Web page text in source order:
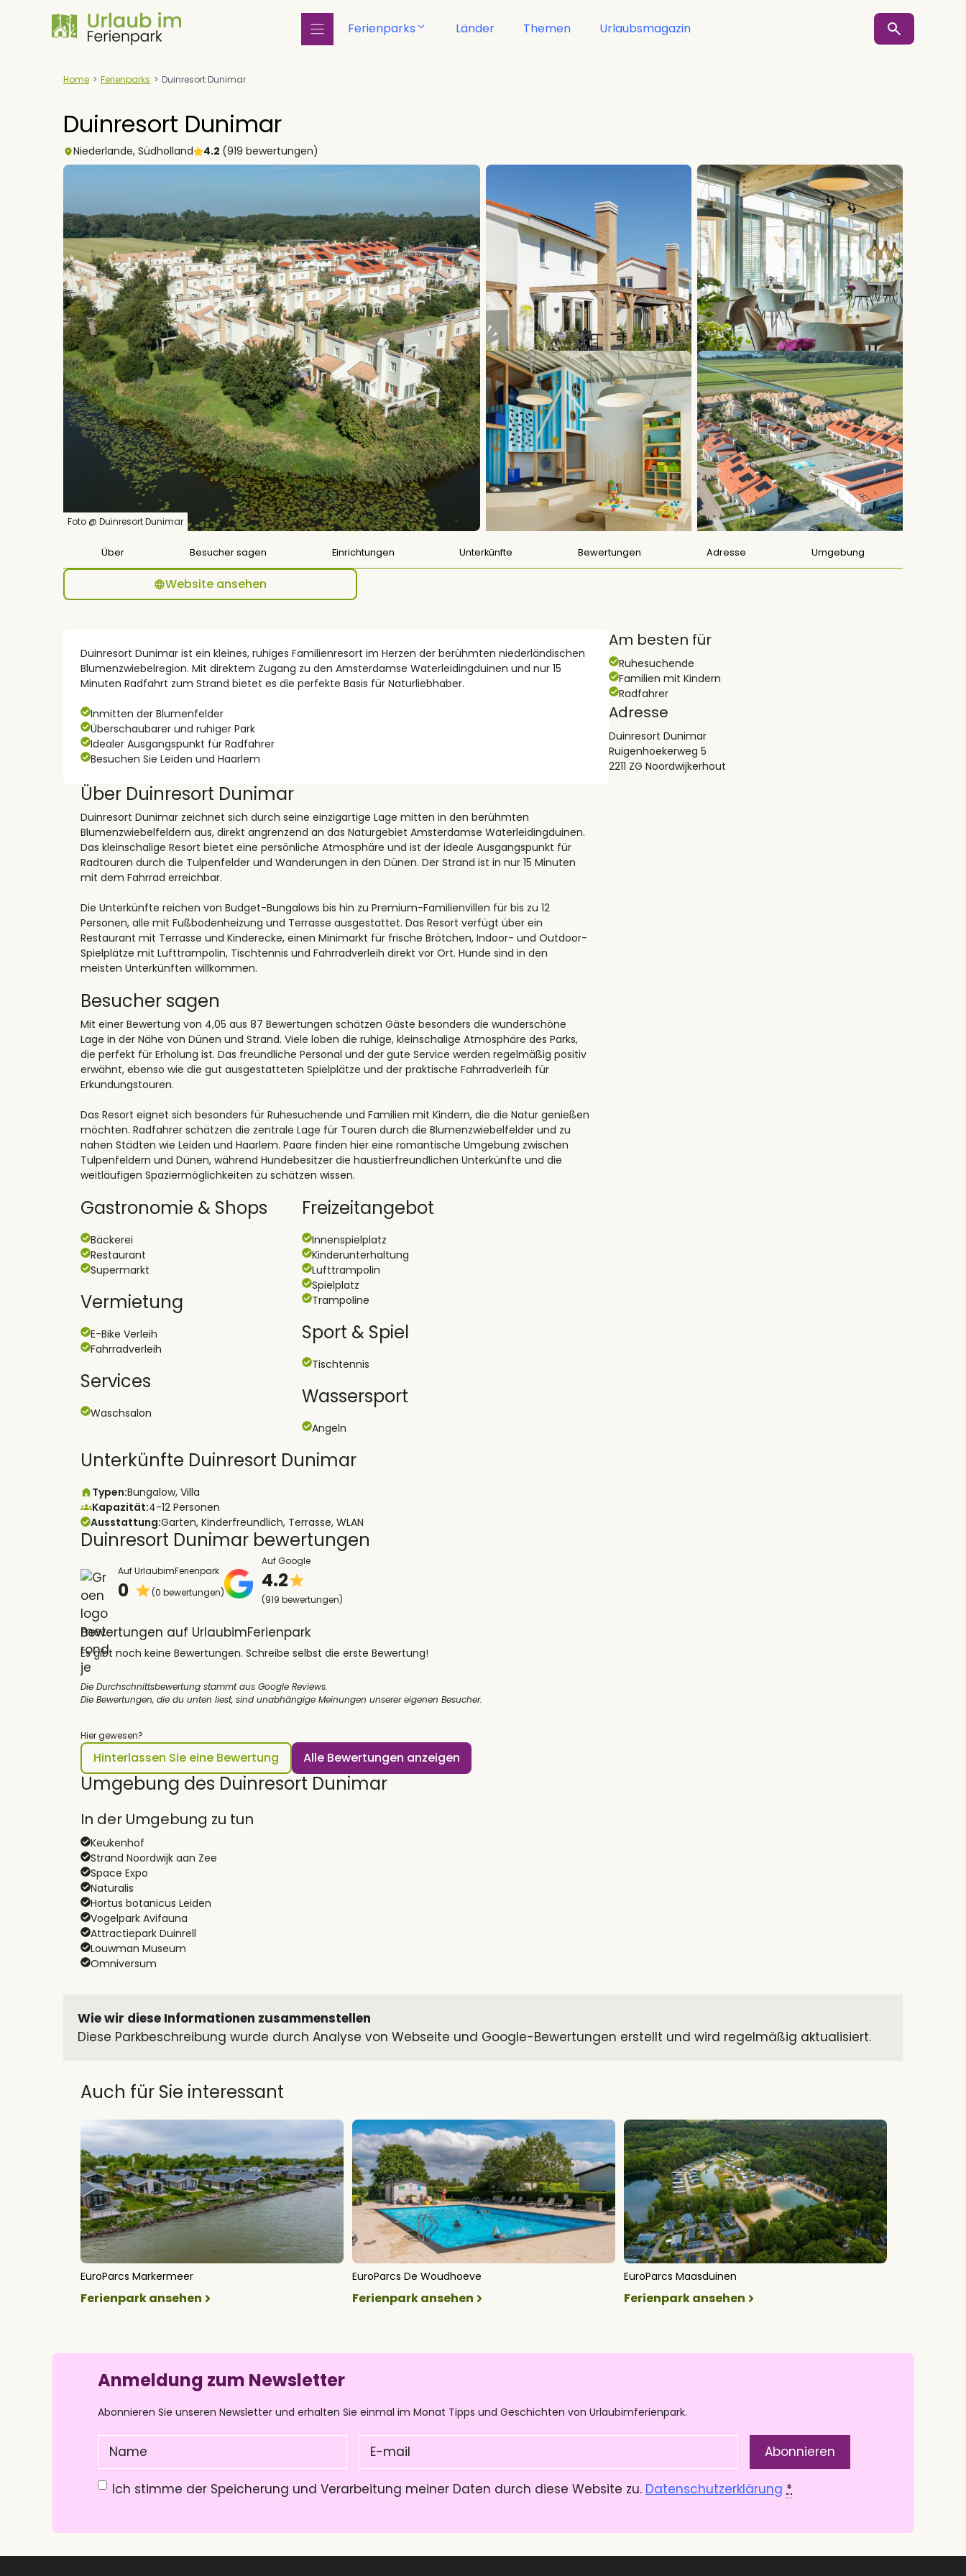
Ferienparks Länder Themen Urlaubsmagazin
Home > Ferienparks > Duinresort Dunimar
Duinresort Dunimar
Niederlande, Südholland 4.2 (919 bewertungen)
Foto @ Duinresort Dunimar
Über Besucher sagen Einrichtungen Unterkünfte Bewertungen Adresse Umgebung
Website ansehen
Duinresort Dunimar ist ein kleines, ruhiges Familienresort im Herzen der berühmten niederländischen
Blumenzwiebelregion. Mit direktem Zugang zu den Amsterdamse Waterleidingduinen und nur 15
Minuten Radfahrt zum Strand bietet es die perfekte Basis für Naturliebhaber.
Inmitten der Blumenfelder
Überschaubarer und ruhiger Park
Idealer Ausgangspunkt für Radfahrer
Besuchen Sie Leiden und Haarlem
Über Duinresort Dunimar
Duinresort Dunimar zeichnet sich durch seine einzigartige Lage mitten in den berühmten
Blumenzwiebelfeldern aus, direkt angrenzend an das Naturgebiet Amsterdamse Waterleidingduinen.
Das kleinschalige Resort bietet eine persönliche Atmosphäre und ist der ideale Ausgangspunkt für
Radtouren durch die Tulpenfelder und Wanderungen in den Dünen. Der Strand ist in nur 15 Minuten
mit dem Fahrrad erreichbar.
Die Unterkünfte reichen von Budget-Bungalows bis hin zu Premium-Familienvillen für bis zu 12
Personen, alle mit Fußbodenheizung und Terrasse ausgestattet. Das Resort verfügt über ein
Restaurant mit Terrasse und Kinderecke, einen Minimarkt für frische Brötchen, Indoor- und Outdoor-
Spielplätze mit Lufttrampolin, Tischtennis und Fahrradverleih direkt vor Ort. Hunde sind in den
meisten Unterkünften willkommen.
Besucher sagen
Mit einer Bewertung von 4,05 aus 87 Bewertungen schätzen Gäste besonders die wunderschöne
Lage in der Nähe von Dünen und Strand. Viele loben die ruhige, kleinschalige Atmosphäre des Parks,
die perfekt für Erholung ist. Das freundliche Personal und der gute Service werden regelmäßig positiv
erwähnt, ebenso wie die gut ausgestatteten Spielplätze und der praktische Fahrradverleih für
Erkundungstouren.
Das Resort eignet sich besonders für Ruhesuchende und Familien mit Kindern, die die Natur genießen
möchten. Radfahrer schätzen die zentrale Lage für Touren durch die Blumenzwiebelfelder und zu
nahen Städten wie Leiden und Haarlem. Paare finden hier eine romantische Umgebung zwischen
Tulpenfeldern und Dünen, während Hundebesitzer die haustierfreundlichen Unterkünfte und die
weitläufigen Spaziermöglichkeiten zu schätzen wissen.
Gastronomie & Shops
Bäckerei
Restaurant
Supermarkt
Vermietung
E-Bike Verleih
Fahrradverleih
Services
Waschsalon
Freizeitangebot
Innenspielplatz
Kinderunterhaltung
Lufttrampolin
Spielplatz
Trampoline
Sport & Spiel
Tischtennis
Wassersport
Angeln
Unterkünfte Duinresort Dunimar
Typen:Bungalow, Villa
Kapazität:4-12 Personen
Ausstattung:Garten, Kinderfreundlich, Terrasse, WLAN
Duinresort Dunimar bewertungen
Auf UrlaubimFerienpark
0 (0 bewertungen)
Auf Google
4.2
(919 bewertungen)
Bewertungen auf UrlaubimFerienpark
Es gibt noch keine Bewertungen. Schreibe selbst die erste Bewertung!
Die Durchschnittsbewertung stammt aus Google Reviews.
Die Bewertungen, die du unten liest, sind unabhängige Meinungen unserer eigenen Besucher.
Hier gewesen?
Hinterlassen Sie eine Bewertung Alle Bewertungen anzeigen
Umgebung des Duinresort Dunimar
In der Umgebung zu tun
Keukenhof
Strand Noordwijk aan Zee
Space Expo
Naturalis
Hortus botanicus Leiden
Vogelpark Avifauna
Attractiepark Duinrell
Louwman Museum
Omniversum
Am besten für
Ruhesuchende
Familien mit Kindern
Radfahrer
Adresse
Duinresort Dunimar
Ruigenhoekerweg 5
2211 ZG Noordwijkerhout
Wie wir diese Informationen zusammenstellen
Diese Parkbeschreibung wurde durch Analyse von Webseite und Google-Bewertungen erstellt und wird regelmäßig aktualisiert.
Auch für Sie interessant
EuroParcs Markermeer
Ferienpark ansehen
EuroParcs De Woudhoeve
Ferienpark ansehen
EuroParcs Maasduinen
Ferienpark ansehen
Anmeldung zum Newsletter
Abonnieren Sie unseren Newsletter und erhalten Sie einmal im Monat Tipps und Geschichten von Urlaubimferienpark.
Datenschutzerklärung(Pflichtfeld)
Ich stimme der Speicherung und Verarbeitung meiner Daten durch diese Website zu. Datenschutzerklärung *
Name
mail(Pflichtfeld)